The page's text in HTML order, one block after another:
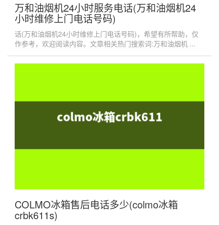
万和油烟机24小时服务电话(万和油烟机24
小时维修上门电话号码)
话(万和油烟机24小时维修上门电话号码)，希望有所帮助，仅
作参考，欢迎阅读内容。文章相关热门搜索词:万和油烟机 ...
COLMO冰箱售后电话多少(colmo冰箱
crbk611s)